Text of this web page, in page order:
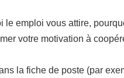
emploi vous attire,
votre motivation à
la fiche de poste (par